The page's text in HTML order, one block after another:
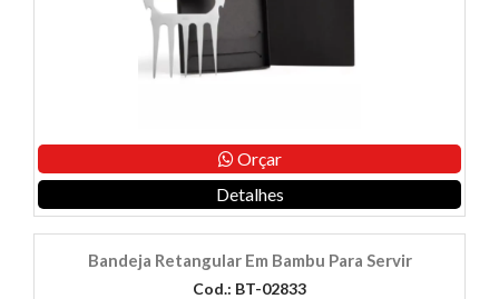
Orçar
Detalhes
Bandeja Retangular Em Bambu Para Servir
Cod.: BT-02833